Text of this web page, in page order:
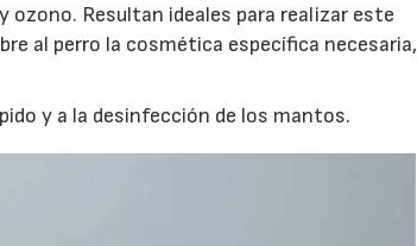
Resultan ideales para realizar este
al perro la cosmética específica necesaria,
y a la desinfección de los mantos.